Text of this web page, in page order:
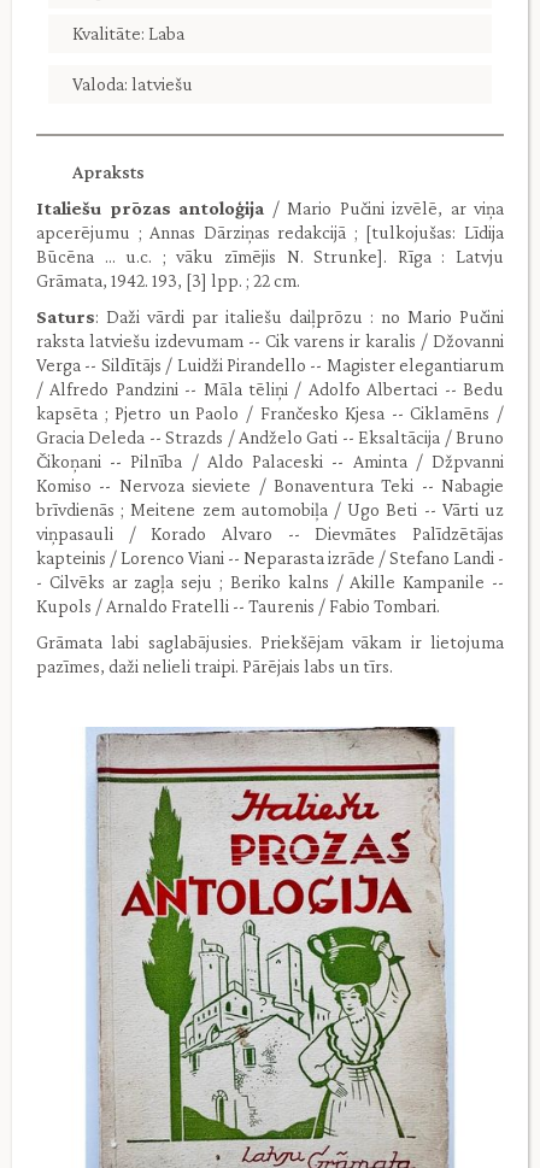
Kvalitāte: Laba
Valoda: latviešu
Apraksts
Italiešu prōzas antoloģija / Mario Pučini izvēlē, ar viņa
apcerējumu ; Annas Dārziņas redakcijā ; [tulkojušas: Līdija
Būcēna ... u.c. ; vāku zīmējis N. Strunke]. Rīga : Latvju
Grāmata, 1942. 193, [3] lpp. ; 22 cm.
Saturs: Daži vārdi par italiešu daiļprōzu : no Mario Pučini
raksta latviešu izdevumam -- Cik varens ir karalis / Džovanni
Verga -- Sildītājs / Luidži Pirandello -- Magister elegantiarum
/ Alfredo Pandzini -- Māla tēliņi / Adolfo Albertaci -- Bedu
kapsēta ; Pjetro un Paolo / Frančesko Kjesa -- Ciklamēns /
Gracia Deleda -- Strazds / Andželo Gati -- Eksaltācija / Bruno
Čikoņani -- Pilnība / Aldo Palaceski -- Aminta / Džpvanni
Komiso -- Nervoza sieviete / Bonaventura Teki -- Nabagie
brīvdienās ; Meitene zem automobiļa / Ugo Beti -- Vārti uz
viņpasauli / Korado Alvaro -- Dievmātes Palīdzētājas
kapteinis / Lorenco Viani -- Neparasta izrāde / Stefano Landi -
- Cilvēks ar zagļa seju ; Beriko kalns / Akille Kampanile --
Kupols / Arnaldo Fratelli -- Taurenis / Fabio Tombari.
Grāmata labi saglabājusies. Priekšējam vākam ir lietojuma
pazīmes, daži nelieli traipi. Pārējais labs un tīrs.